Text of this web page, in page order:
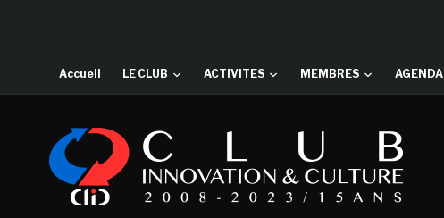
Accueil LE CLUB ACTIVITES MEMBRES AGENDA